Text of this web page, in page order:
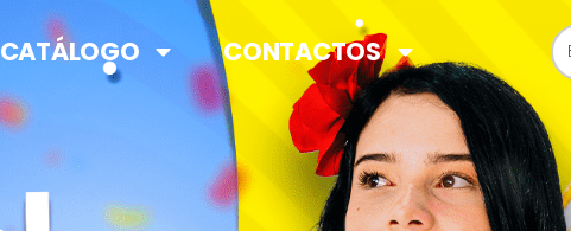
CATÁLOGO CONTACTOS